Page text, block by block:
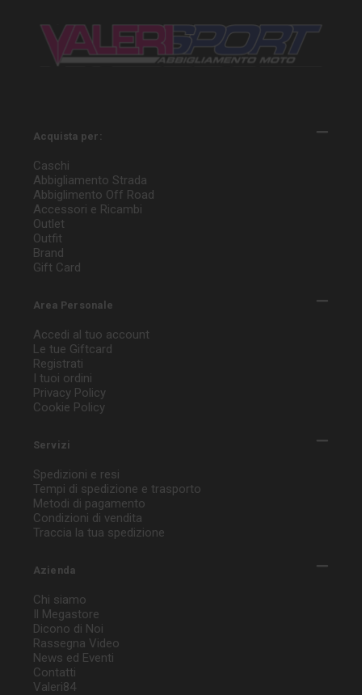
Acquista per:
Caschi
Abbigliamento Strada
Abbiglimento Off Road
Accessori e Ricambi
Outlet
Outfit
Brand
Gift Card
Area Personale
Accedi al tuo account
Le tue Giftcard
Registrati
I tuoi ordini
Privacy Policy
Cookie Policy
Servizi
Spedizioni e resi
Tempi di spedizione e trasporto
Metodi di pagamento
Condizioni di vendita
Traccia la tua spedizione
Azienda
Chi siamo
Il Megastore
Dicono di Noi
Rassegna Video
News ed Eventi
Contatti
Valeri84